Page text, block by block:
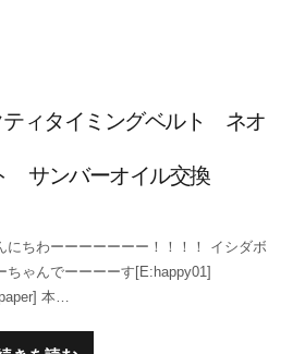
ィタイミングベルト ネオ
サンバーオイル交換
にちわーーーーーーー！！！！ イシダボ
ちゃんでーーーーす[E:happy01]
本…